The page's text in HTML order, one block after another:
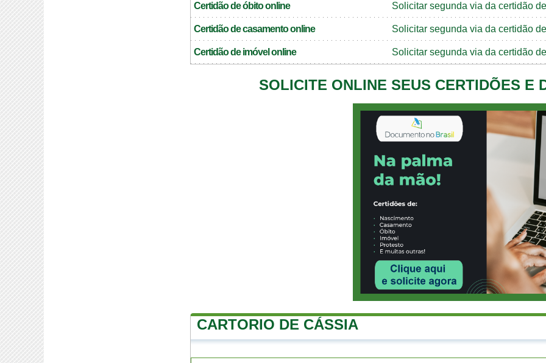
Certidão de óbito online Solicitar segunda via da certidão
Certidão de casamento online Solicitar segunda via da certidão
Certidão de imóvel online Solicitar segunda via da certidão
SOLICITE ONLINE SEUS CERTIDÕES E
CARTORIO DE CÁSSIA